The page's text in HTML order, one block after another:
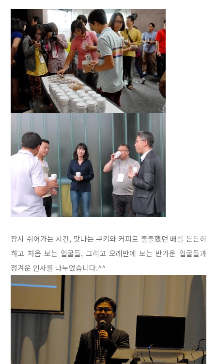
잠시 쉬어가는 시간, 맛나는 쿠키와 커피로 출출했던 배를 든든히
하고 처음 보는 얼굴들, 그리고 오래만에 보는 반가운 얼굴들과
정겨운 인사를 나누었습니다.^^